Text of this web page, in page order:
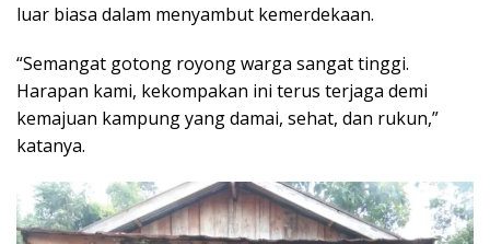
luar biasa dalam menyambut kemerdekaan.
“Semangat gotong royong warga sangat tinggi.
Harapan kami, kekompakan ini terus terjaga demi
kemajuan kampung yang damai, sehat, dan rukun,”
katanya.